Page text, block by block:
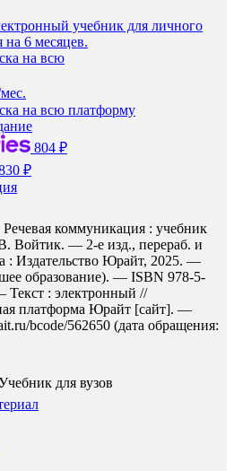
учебник для личного
на 6 месяцев.
на всю
на всю платформу
804 ₽
₽
коммуникация : учебник
Войтик. — 2-е изд., перераб. и
: Издательство Юрайт, 2025. —
образование). — ISBN 978-5-
Текст : электронный //
платформа Юрайт [сайт]. —
bcode/562650 (дата обращения:
для вузов